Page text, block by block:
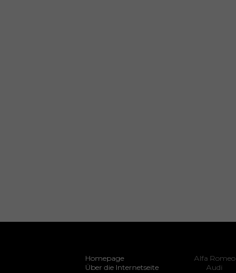
Homepage
Über die Internetseite
Alfa Romeo
Audi